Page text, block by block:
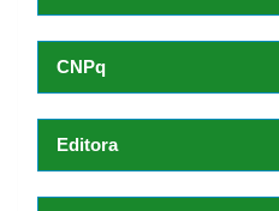
CNPq
Editora